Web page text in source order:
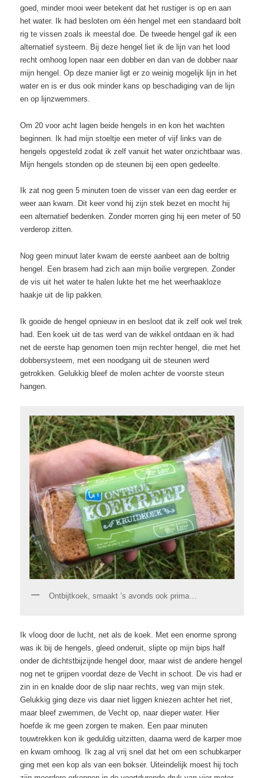
goed, minder mooi weer betekent dat het rustiger is op en aan
het water. Ik had besloten om één hengel met een standaard bolt
rig te vissen zoals ik meestal doe. De tweede hengel gaf ik een
alternatief systeem. Bij deze hengel liet ik de lijn van het lood
recht omhoog lopen naar een dobber en dan van de dobber naar
mijn hengel. Op deze manier ligt er zo weinig mogelijk lijn in het
water en is er dus ook minder kans op beschadiging van de lijn
en op lijnzwemmers.
Om 20 voor acht lagen beide hengels in en kon het wachten
beginnen. Ik had mijn stoeltje een meter of vijf links van de
hengels opgesteld zodat ik zelf vanuit het water onzichtbaar was.
Mijn hengels stonden op de steunen bij een open gedeelte.
Ik zat nog geen 5 minuten toen de visser van een dag eerder er
weer aan kwam. Dit keer vond hij zijn stek bezet en mocht hij
een alternatief bedenken. Zonder morren ging hij een meter of 50
verderop zitten.
Nog geen minuut later kwam de eerste aanbeet aan de boltrig
hengel. Een brasem had zich aan mijn boilie vergrepen. Zonder
de vis uit het water te halen lukte het me het weerhaakloze
haakje uit de lip pakken.
Ik gooide de hengel opnieuw in en besloot dat ik zelf ook wel trek
had. Een koek uit de tas werd van de wikkel ontdaan en ik had
net de eerste hap genomen toen mijn rechter hengel, die met het
dobbersysteem, met een noodgang uit de steunen werd
getrokken. Gelukkig bleef de molen achter de voorste steun
hangen.
Ontbijtkoek, smaakt ’s avonds ook prima…
Ik vloog door de lucht, net als de koek. Met een enorme sprong
was ik bij de hengels, gleed onderuit, slipte op mijn bips half
onder de dichtstbijzijnde hengel door, maar wist de andere hengel
nog net te grijpen voordat deze de Vecht in schoot. De vis had er
zin in en knalde door de slip naar rechts, weg van mijn stek.
Gelukkig ging deze vis daar niet liggen kniezen achter het riet,
maar bleef zwemmen, de Vecht op, naar dieper water. Hier
hoefde ik me geen zorgen te maken. Een paar minuten
touwtrekken kon ik geduldig uitzitten, daarna werd de karper moe
en kwam omhoog. Ik zag al vrij snel dat het om een schubkarper
ging met een kop als van een bokser. Uiteindelijk moest hij toch